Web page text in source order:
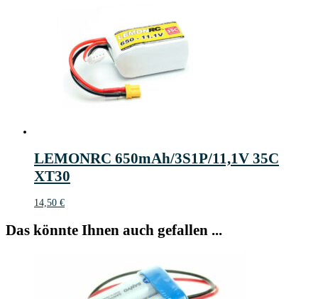
LEMONRC 650mAh/3S1P/11,1V 35C
XT30
14,50 €
Das könnte Ihnen auch gefallen ...